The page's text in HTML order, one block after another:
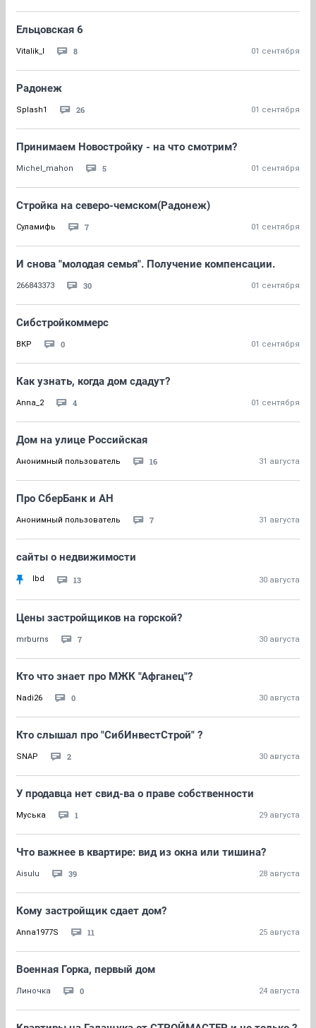
Ельцовская 6
Vitalik_I 8 01 сентября
Радонеж
Splash1 26 01 сентября
Принимаем Новостройку - на что смотрим?
Michel_mahon 5 01 сентября
Стройка на северо-чемском(Радонеж)
Суламифь 7 01 сентября
И снова "молодая семья". Получение компенсации.
266843373 30 01 сентября
Сибстройкоммерс
BКР 0 01 сентября
Как узнать, когда дом сдадут?
Anna_2 4 01 сентября
Дом на улице Российская
Анонимный пользователь 16 31 августа
Про СберБанк и АН
Анонимный пользователь 7 31 августа
сайты о недвижимости
lbd 13 30 августа
Цены застройщиков на горской?
mrburns 7 30 августа
Кто что знает про МЖК "Афганец"?
Nadi26 0 30 августа
Кто слышал про "СибИнвестСтрой" ?
SNAP 2 30 августа
У продавца нет свид-ва о праве собственности
Муська 1 29 августа
Что важнее в квартире: вид из окна или тишина?
Aisulu 39 28 августа
Кому застройщик сдает дом?
Anna1977S 11 25 августа
Военная Горка, первый дом
Линочка 0 24 августа